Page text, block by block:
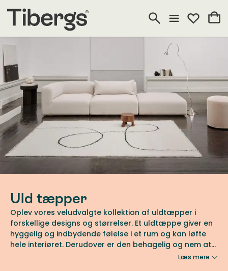
Uld tæpper
Oplev vores veludvalgte kollektion af uldtæpper i
forskellige designs og størrelser. Et uldtæppe giver en
hyggelig og indbydende følelse i et rum og kan løfte
hele interiøret. Derudover er den behagelig og nem at
passe. Vælg design, farve og størrelse, der passer til
Læs mere